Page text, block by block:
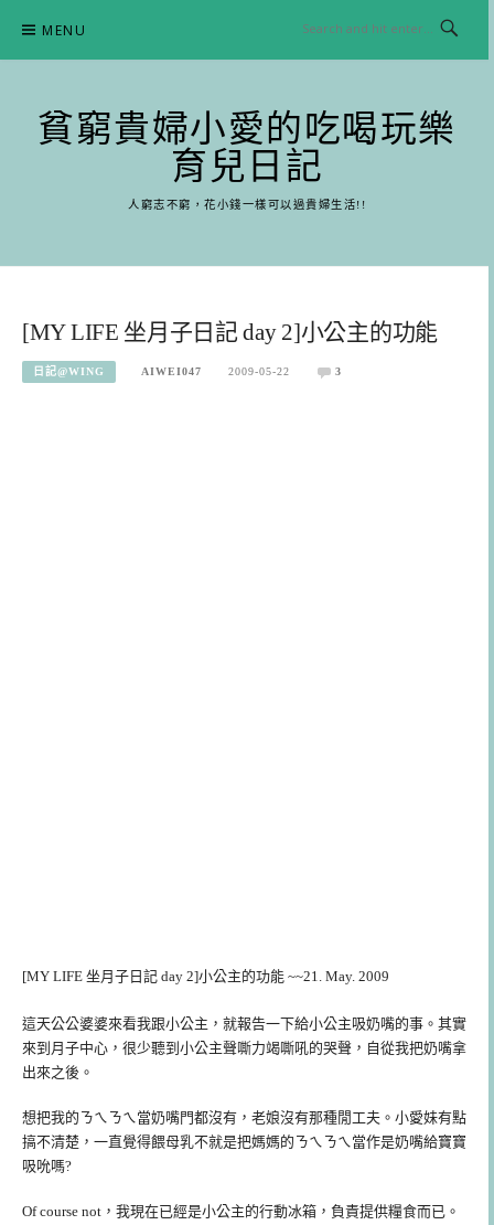
content
MENU
貧窮貴婦小愛的吃喝玩樂
育兒日記
人窮志不窮，花小錢一樣可以過貴婦生活!!
[MY LIFE 坐月子日記 day 2]小公主的功能
日記@WING AIWEI047 2009-05-22 3
[MY LIFE 坐月子日記 day 2]小公主的功能 ~~21. May. 2009
這天公公婆婆來看我跟小公主，就報告一下給小公主吸奶嘴的事。其實
來到月子中心，很少聽到小公主聲嘶力竭嘶吼的哭聲，自從我把奶嘴拿
出來之後。
想把我的ㄋㄟㄋㄟ當奶嘴門都沒有，老娘沒有那種閒工夫。小愛妹有點
搞不清楚，一直覺得餵母乳不就是把媽媽的ㄋㄟㄋㄟ當作是奶嘴給寶寶
吸吮嗎?
Of course not，我現在已經是小公主的行動冰箱，負責提供糧食而已。